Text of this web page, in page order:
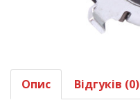
Опис Відгуків (0)